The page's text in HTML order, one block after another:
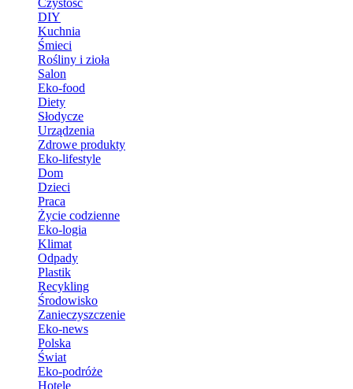
DIY
Kuchnia
Śmieci
Rośliny i zioła
Salon
Eko-food
Diety
Słodycze
Urządzenia
Zdrowe produkty
Eko-lifestyle
Dom
Dzieci
Praca
Życie codzienne
Eko-logia
Klimat
Odpady
Plastik
Recykling
Środowisko
Zanieczyszczenie
Eko-news
Polska
Świat
Eko-podróże
Hotele